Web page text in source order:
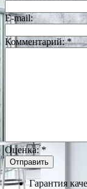
E-mail:
Комментарий:*
Оценка:*
Гарантия